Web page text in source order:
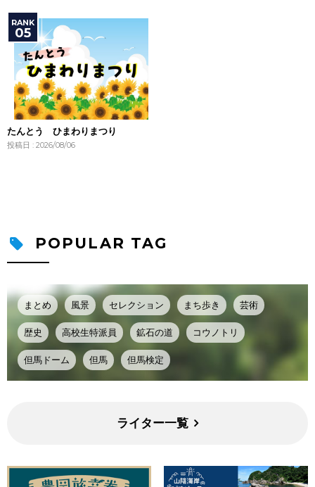
たんとう ひまわりまつり
投稿日 : 2026/08/06
POPULAR TAG
まとめ 風景 セレクション まち歩き 芸術
歴史 高校生特派員 鉱石の道 コウノトリ
但馬ドーム 但馬 但馬検定
ライター一覧